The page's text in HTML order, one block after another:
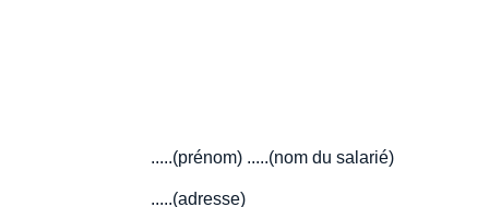
.....(prénom) .....(nom du salarié)
.....(adresse)